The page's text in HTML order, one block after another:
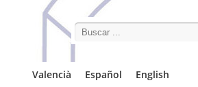
Search this site
Valencià Español English